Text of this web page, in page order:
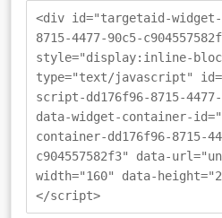
<div id="targetaid-widget-
8715-4477-90c5-
style="display:inline-
type="text/javascript"
script-dd176f96-8715-4477-
data-widget-container-
container-dd176f96-8715-
c904557582f3" data-
width="160" data-
</script>